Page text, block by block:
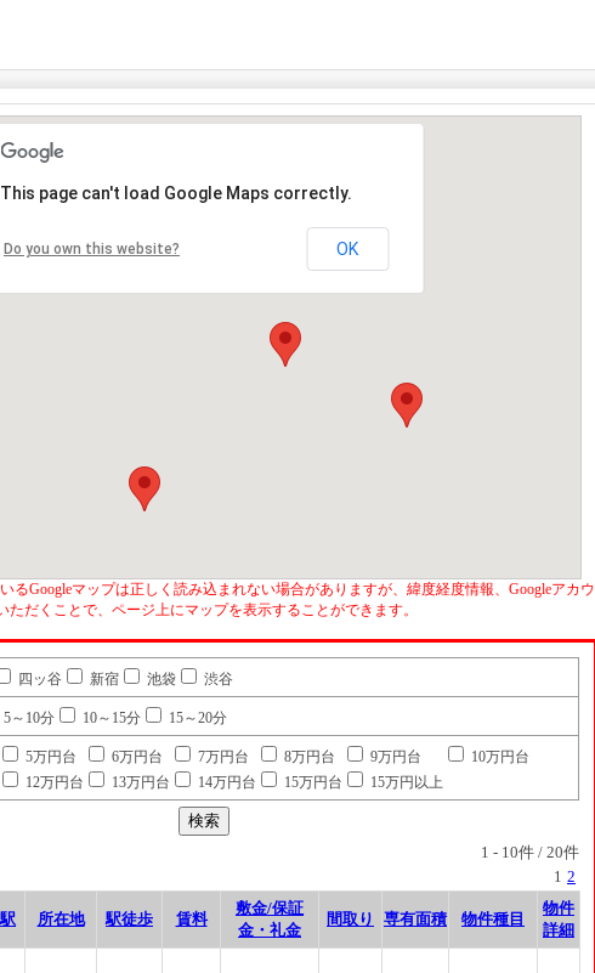
This page can't load Google Maps correctly.
Do you own this website? OK
るGoogleマップは正しく読み込まれない場合がありますが、緯度経度情報、Googleアカウ
ただくことで、ページ上にマップを表示することができます。
四ッ谷 新宿 池袋 渋谷
5～10分 10～15分 15～20分
5万円台 6万円台 7万円台 8万円台 9万円台
10万円台
12万円台 13万円台 14万円台 15万円台 15万円以上
1 - 10件 / 20件
1 2
所在地 駅徒歩 賃料
敷金/保証
金・礼金
間取り 専有面積 物件種目
物件
詳細